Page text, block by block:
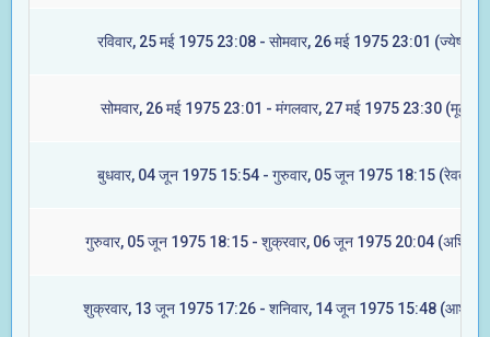
रविवार, 25 मई 1975 23:08 - सोमवार, 26 मई 1975 23:01 (ज्येष्टा)
सोमवार, 26 मई 1975 23:01 - मंगलवार, 27 मई 1975 23:30 (मूल)
बुधवार, 04 जून 1975 15:54 - गुरुवार, 05 जून 1975 18:15 (रेवती)
गुरुवार, 05 जून 1975 18:15 - शुक्रवार, 06 जून 1975 20:04 (अश्विनी)
शुक्रवार, 13 जून 1975 17:26 - शनिवार, 14 जून 1975 15:48 (आश्लेषा)